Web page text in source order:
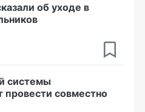
об уходе в
системы
провести совместно